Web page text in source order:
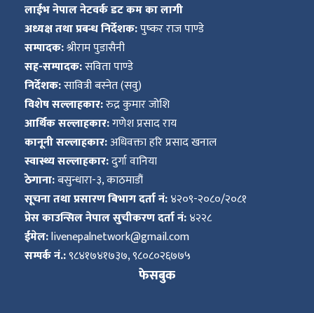
लाईभ नेपाल नेटवर्क डट कम का लागी
अध्यक्ष तथा प्रबन्ध निर्देशक:पुष्कर राज पाण्डे
सम्पादक:श्रीराम पुडासैनी
सह-सम्पादक:सविता पाण्डे
निर्देशक:सावित्री बस्नेत (सवु)
विशेष सल्लाहकार:रुद्र कुमार जोशि
आर्थिक सल्लाहकार:गणेश प्रसाद राय
कानूनी सल्लाहकार:अधिवक्ता हरि प्रसाद खनाल
स्वास्थ्य सल्लाहकार:दुर्गा वानिया
ठेगाना:बसुन्धारा-३, काठमाडौं
सूचना तथा प्रसारण बिभाग दर्ता नं:४२०९-२०८०/२०८१
प्रेस काउन्सिल नेपाल सुचीकरण दर्ता नं:४२२८
ईमेल:livenepalnetwork@gmail.com
सम्पर्क नं.:९८४१७४१७३७, ९८०८०२६७७५
फेसबुक